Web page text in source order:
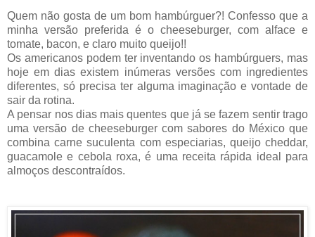
Quem não gosta de um bom hambúrguer?! Confesso que a
minha versão preferida é o cheeseburger, com alface e
tomate, bacon, e claro muito queijo!!
Os americanos podem ter inventando os hambúrguers, mas
hoje em dias existem inúmeras versões com ingredientes
diferentes, só precisa ter alguma imaginação e vontade de
sair da rotina.
A pensar nos dias mais quentes que já se fazem sentir trago
uma versão de cheeseburger com sabores do México que
combina carne suculenta com especiarias, queijo cheddar,
guacamole e cebola roxa, é uma receita rápida ideal para
almoços descontraídos.